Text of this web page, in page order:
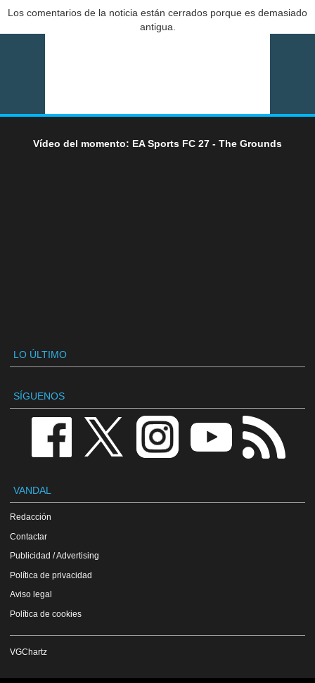
Los comentarios de la noticia están cerrados porque es demasiado
antigua.
Vídeo del momento: EA Sports FC 27 - The Grounds
LO ÚLTIMO
SÍGUENOS
VANDAL
Redacción
Contactar
Publicidad / Advertising
Política de privacidad
Aviso legal
Política de cookies
VGChartz